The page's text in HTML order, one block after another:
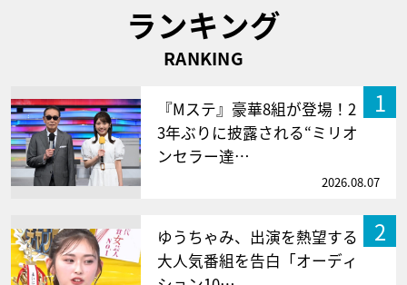
ランキング
RANKING
1
『Mステ』豪華8組が登場！2
3年ぶりに披露される“ミリオ
ンセラー達…
2026.08.07
2
ゆうちゃみ、出演を熱望する
大人気番組を告白「オーディ